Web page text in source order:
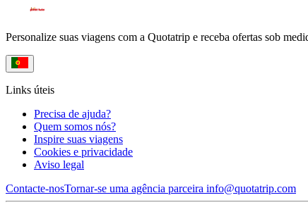
Personalize suas viagens com a Quotatrip e receba ofertas sob
Links úteis
Precisa de ajuda?
Quem somos nós?
Inspire suas viagens
Cookies e privacidade
Aviso legal
Contacte-nosTornar-se uma agência parceira info@quotatrip.com